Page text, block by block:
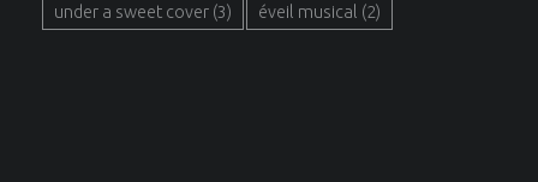
under a sweet cover(3) éveil musical (2)